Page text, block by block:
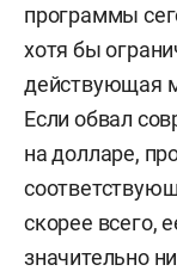
программы
хотя бы
действующая
Если обвал
на долларе,
скорее всего,
значительно